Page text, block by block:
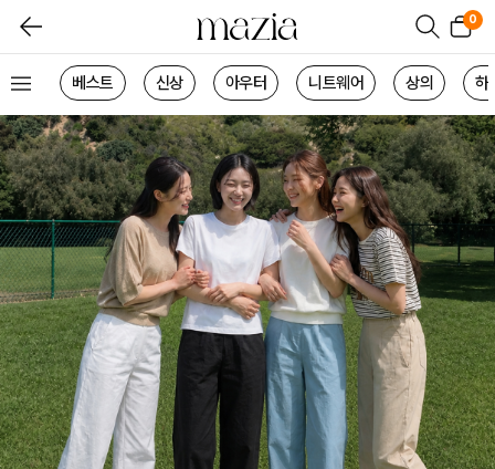
0
베스트 신상 아우터 니트웨어 상의 하